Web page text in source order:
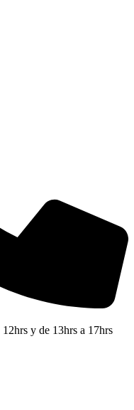
y de 13hrs a 17hrs